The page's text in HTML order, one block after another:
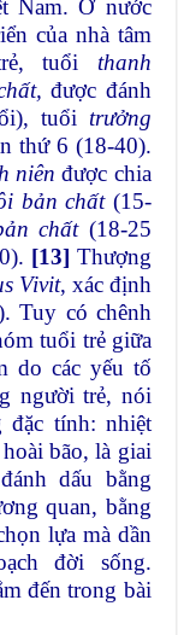
Nam. Ở nước
của nhà tâm
tuổi thanh
được đánh
tuổi trưởng
thứ 6 (18-40).
niên được chia
bản chất(15-
chất (18-25
[13] Thượng
Vivit, xác định
Tuy có chênh
tuổi trẻ giữa
do các yếu tố
người trẻ, nói
đặc tính: nhiệt
bão, là giai
dấu bằng
quan, bằng
lựa mà dần
đời sống.
đến trong bài